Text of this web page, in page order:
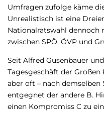
Umfragen zufolge käme
Unrealistisch ist eine
Nationalratswahl dennoch
zwischen SPÖ, ÖVP und
Seit Alfred Gusenbauer
Tagesgeschäft der
aber oft – nach demselben
entgegnet der andere B.
einen Kompromiss C zu